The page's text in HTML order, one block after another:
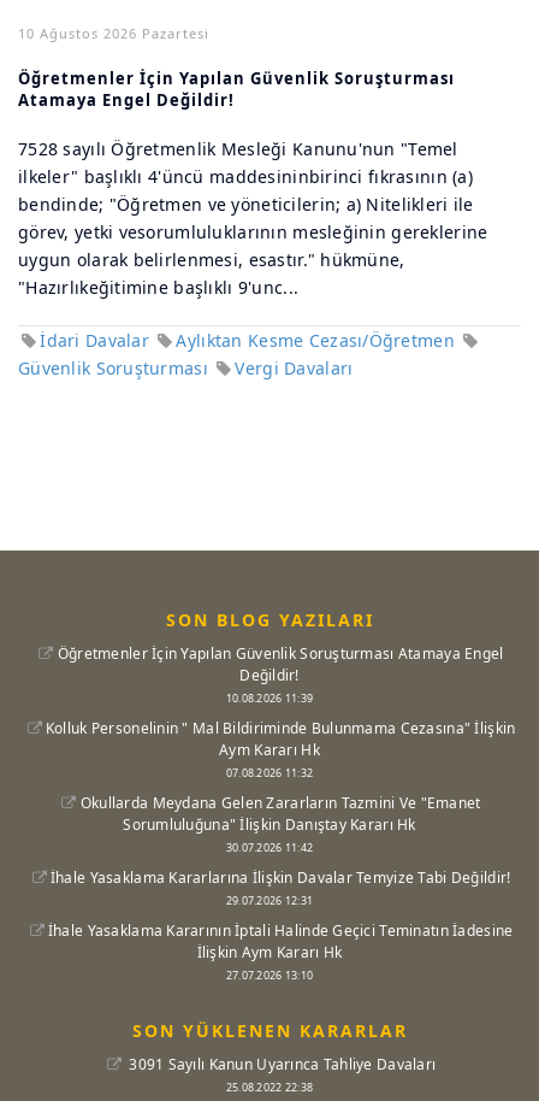
10 Ağustos 2026 Pazartesi
Öğretmenler İçin Yapılan Güvenlik Soruşturması
Atamaya Engel Değildir!
7528 sayılı Öğretmenlik Mesleği Kanunu'nun "Temel
ilkeler" başlıklı 4'üncü maddesininbirinci fıkrasının (a)
bendinde; "Öğretmen ve yöneticilerin; a) Nitelikleri ile
görev, yetki vesorumluluklarının mesleğinin gereklerine
uygun olarak belirlenmesi, esastır." hükmüne,
"Hazırlıkeğitimine başlıklı 9'unc...
İdari Davalar
Aylıktan Kesme Cezası/Öğretmen
Güvenlik Soruşturması
Vergi Davaları
SON BLOG YAZILARI
Öğretmenler İçin Yapılan Güvenlik Soruşturması Atamaya Engel
Değildir!
10.08.2026 11:39
Kolluk Personelinin " Mal Bildiriminde Bulunmama Cezasına" İlişkin
Aym Kararı Hk
07.08.2026 11:32
Okullarda Meydana Gelen Zararların Tazmini Ve "Emanet
Sorumluluğuna" İlişkin Danıştay Kararı Hk
30.07.2026 11:42
İhale Yasaklama Kararlarına İlişkin Davalar Temyize Tabi Değildir!
29.07.2026 12:31
İhale Yasaklama Kararının İptali Halinde Geçici Teminatın İadesine
İlişkin Aym Kararı Hk
27.07.2026 13:10
SON YÜKLENEN KARARLAR
3091 Sayılı Kanun Uyarınca Tahliye Davaları
25.08.2022 22:38